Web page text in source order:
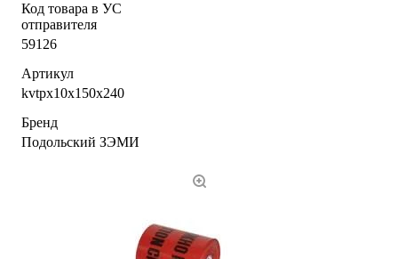
Код товара в УС
отправителя
59126
Артикул
kvtpx10x150x240
Бренд
Подольский ЗЭМИ